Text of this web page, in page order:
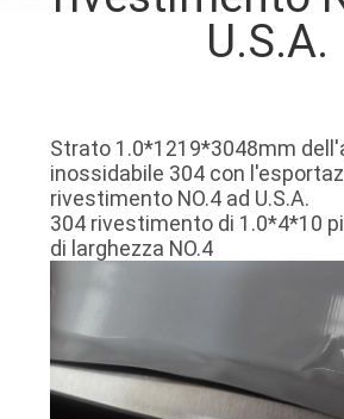
COMPANY
NEWS
DEL
SITO
U.S.A.
Strato 1.0*1219*3048mm
inossidabile 304 con
rivestimento NO.4 ad U.S.A.
304 rivestimento di 1.0*4*10
di larghezza NO.4